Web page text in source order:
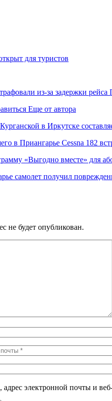
для туристов
из-за задержки
Еще от автора
в Иркутске
в Приангарье Cessna 182
«Выгодно вместе» для
самолет получил
не будет опубликован.
электронной почты и